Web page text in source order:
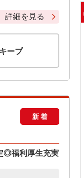
詳細を見る
キープ
新着
◎福利厚生充実